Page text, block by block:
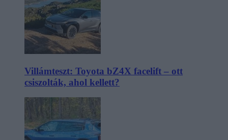
Villámteszt: Toyota bZ4X facelift – ott
csiszolták, ahol kellett?